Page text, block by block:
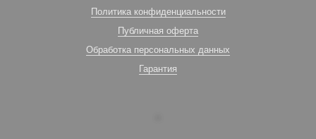
Политика конфиденциальности
Публичная оферта
Обработка персональных данных
Гарантия